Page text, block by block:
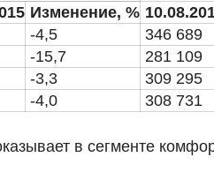
Изменение, %
-4,5 346 689
-15,7 281 109
-3,3 309 295
-4,0 308 731
в сегменте